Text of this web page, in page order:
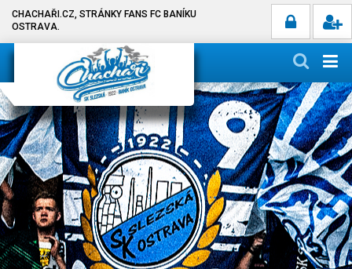
CHACHAŘI.CZ, STRÁNKY FANS FC BANÍKU
OSTRAVA.